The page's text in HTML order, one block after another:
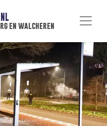
en walcheren